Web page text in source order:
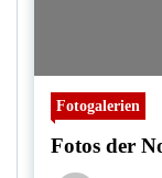
Fotogalerien
Fotos der